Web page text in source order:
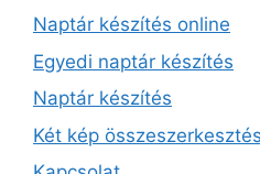
Naptár készítés online
Egyedi naptár készítés
Naptár készítés
Két kép